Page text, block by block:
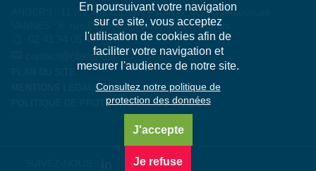
ANGERS : 11 bis, rue Michael Faraday, 49070 Beaucouzé
VANNES : 6, rue Dr Joseph Audic, 56000 Vannes
02 41 34 05 44
contact@clientela.fr
MENTIONS LÉGALES
POLITIQUE DE PROTECTION DES DONNÉES
En poursuivant votre navigation
sur ce site, vous acceptez
l'utilisation de cookies afin de
faciliter votre navigation et
mesurer l'audience de notre site.
Consultez notre politique de
protection des données
J'accepte
Je refuse